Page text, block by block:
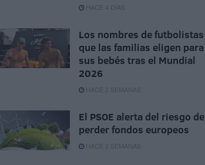
HACE 4 DÍAS
Los nombres de futbolistas
que las familias eligen para
sus bebés tras el Mundial
2026
HACE 2 SEMANAS
El PSOE alerta del riesgo de
perder fondos europeos
HACE 2 SEMANAS